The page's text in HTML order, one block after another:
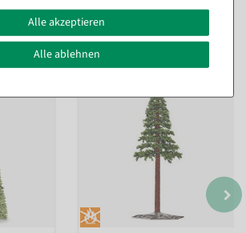
Artikel zu diesem Produkt
(8)
Alle akzeptieren
Alle ablehnen